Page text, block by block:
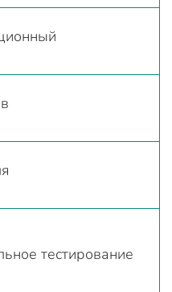
тестирование